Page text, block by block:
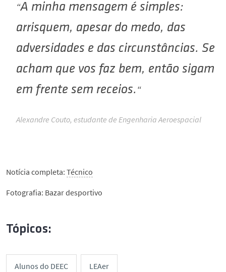
A minha mensagem é simples:
arrisquem, apesar do medo, das
adversidades e das circunstâncias. Se
acham que vos faz bem, então sigam
em frente sem receios.
Alexandre Couto, estudante de Engenharia Aeroespacial
Notícia completa: Técnico
Fotografia: Bazar desportivo
Tópicos:
Alunos do DEEC LEAer